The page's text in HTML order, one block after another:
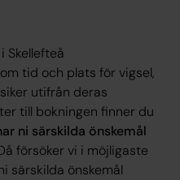
Skellefteå
tid och plats för vigsel,
utifrån deras
till bokningen finner du
ni särskilda önskemål
försöker vi i möjligaste
särskilda önskemål